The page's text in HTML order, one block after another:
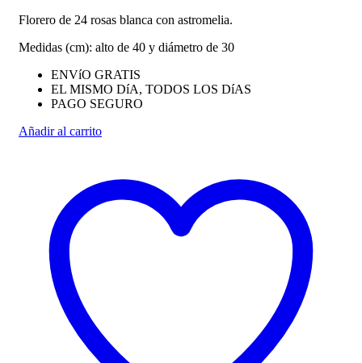
Florero de 24 rosas blanca con astromelia.
Medidas (cm): alto de 40 y diámetro de 30
ENVíO GRATIS
EL MISMO DíA, TODOS LOS DíAS
PAGO SEGURO
Añadir al carrito